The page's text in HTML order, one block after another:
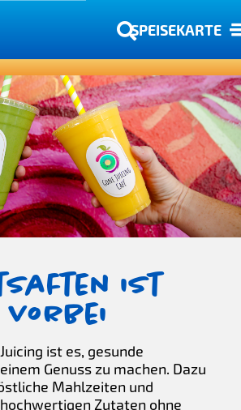
SPEISEKARTE
ist
vorbei
ist es, gesunde
Genuss zu machen. Dazu
Mahlzeiten und
Zutaten ohne